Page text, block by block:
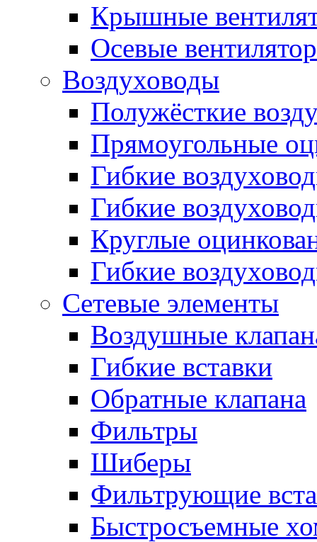
Крышные
Осевые
Воздуховоды
Полужёсткие
Прямоугольные
Гибкие
Гибкие
Круглые
Гибкие
Сетевые элементы
Воздушные
Гибкие вставки
Обратные клапана
Фильтры
Шиберы
Фильтрующие
Быстросъемные